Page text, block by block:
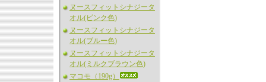
ヌースフィットシナジータ
オル(ピンク色)
ヌースフィットシナジータ
オル(ブルー色)
ヌースフィットシナジータ
オル(ミルクブラウン色)
マコモ（190g）